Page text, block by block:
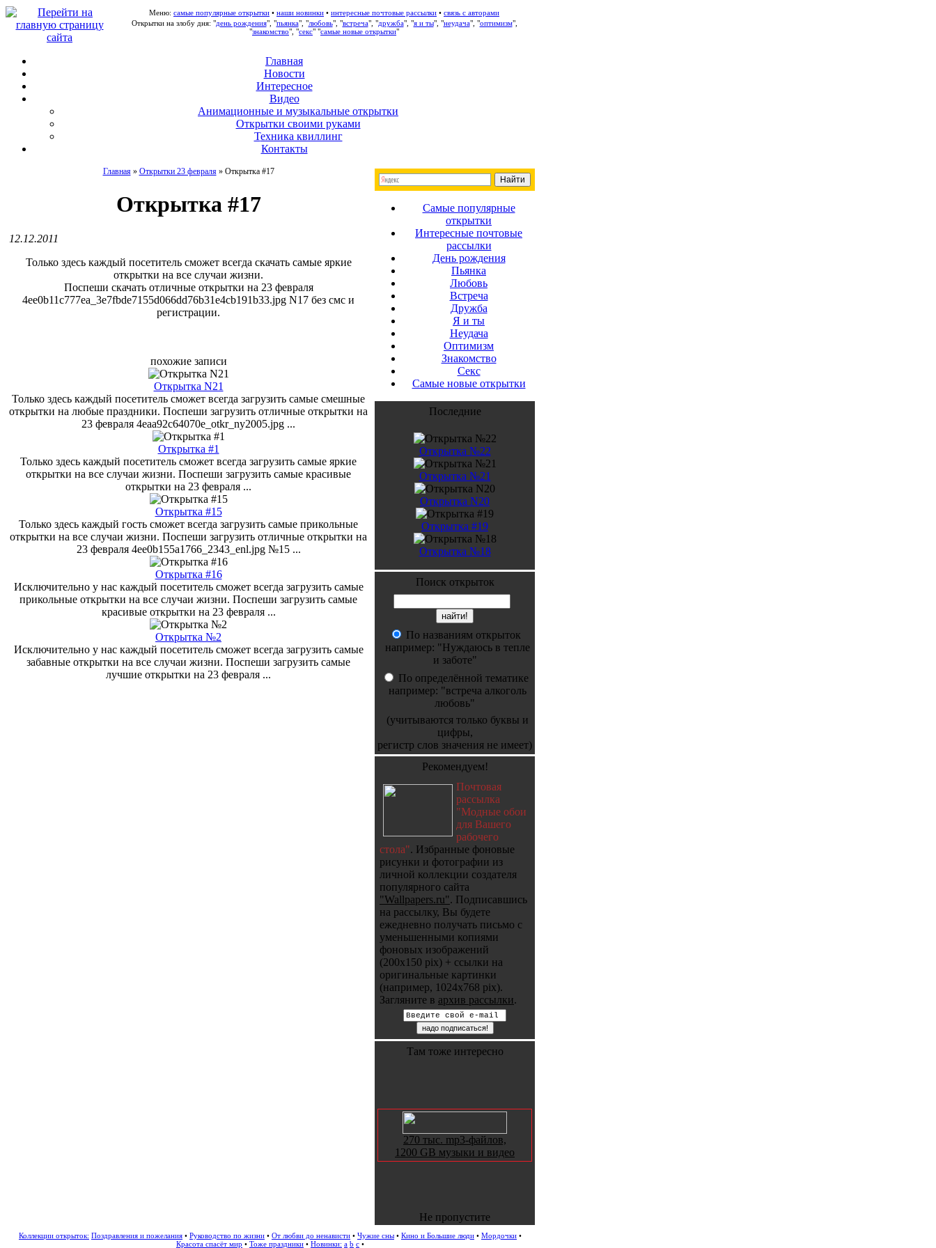
Меню: самые популярные открытки • наши новинки • интересные почтовые рассылки • связь с авторами
Открытки на злобу дня: "день рождения", "пьянка", "любовь", "встреча", "дружба", "я и ты", "неудача", "оптимизм",
"знакомство", "секс" "самые новые открытки"
Главная
Новости
Интересное
Видео
Анимационные и музыкальные открытки
Открытки своими руками
Техника квиллинг
Контакты
Главная» Открытки 23 февраля» Открытка #17
Открытка #17
12.12.2011
Только здесь каждый посетитель сможет всегда скачать самые яркие
открытки на все случаи жизни.
Поспеши скачать отличные открытки на 23 февраля
4ee0b11c777ea_3e7fbde7155d066dd76b31e4cb191b33.jpg N17 без смс и
регистрации.
похожие записи
Открытка N21
Только здесь каждый посетитель сможет всегда загрузить самые смешные
открытки на любые праздники. Поспеши загрузить отличные открытки на
23 февраля 4eaa92c64070e_otkr_ny2005.jpg ...
Открытка #1
Только здесь каждый посетитель сможет всегда загрузить самые яркие
открытки на все случаи жизни. Поспеши загрузить самые красивые
открытки на 23 февраля ...
Открытка #15
Только здесь каждый гость сможет всегда загрузить самые прикольные
открытки на все случаи жизни. Поспеши загрузить отличные открытки на
23 февраля 4ee0b155a1766_2343_enl.jpg №15 ...
Открытка #16
Исключительно у нас каждый посетитель сможет всегда загрузить самые
прикольные открытки на все случаи жизни. Поспеши загрузить самые
красивые открытки на 23 февраля ...
Открытка №2
Исключительно у нас каждый посетитель сможет всегда загрузить самые
забавные открытки на все случаи жизни. Поспеши загрузить самые
лучшие открытки на 23 февраля ...
Самые популярные
открытки
Интересные почтовые
рассылки
День рождения
Пьянка
Любовь
Встреча
Дружба
Я и ты
Неудача
Оптимизм
Знакомство
Секс
Самые новые открытки
Последние
Открытка №22
Открытка №21
Открытка N20
Открытка #19
Открытка №18
Поиск открыток
По названиям открыток
например: "Нуждаюсь в тепле
и заботе"
По определённой тематике
например: "встреча алкоголь
любовь"
(учитываются только буквы и
цифры,
регистр слов значения не имеет)
Рекомендуем!
Почтовая
рассылка
"Модные обои
для Вашего
рабочего
стола". Избранные фоновые
рисунки и фотографии из
личной коллекции создателя
популярного сайта
"Wallpapers.ru". Подписавшись
на рассылку, Вы будете
ежедневно получать письмо с
уменьшенными копиями
фоновых изображений
(200x150 pix) + ссылки на
оригинальные картинки
(например, 1024x768 pix).
Загляните в архив рассылки.
Там тоже интересно
270 тыс. mp3-файлов,
1200 GB музыки и видео
Не пропустите
Коллекции открыток: Поздравления и пожелания • Руководство по жизни • От любви до ненависти • Чужие сны • Кино и Большие люди • Мордочки •
Красота спасёт мир • Тоже праздники • Новинки: a b c •